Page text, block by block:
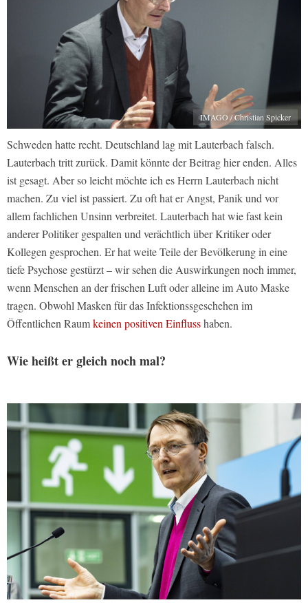
IMAGO / Christian Spicker
Schweden hatte recht. Deutschland lag mit Lauterbach falsch.
Lauterbach tritt zurück. Damit könnte der Beitrag hier enden. Alles
ist gesagt. Aber so leicht möchte ich es Herrn Lauterbach nicht
machen. Zu viel ist passiert. Zu oft hat er Angst, Panik und vor
allem fachlichen Unsinn verbreitet. Lauterbach hat wie fast kein
anderer Politiker gespalten und verächtlich über Kritiker oder
Kollegen gesprochen. Er hat weite Teile der Bevölkerung in eine
tiefe Psychose gestürzt – wir sehen die Auswirkungen noch immer,
wenn Menschen an der frischen Luft oder alleine im Auto Maske
tragen. Obwohl Masken für das Infektionssgeschehen im
Öffentlichen Raumkeinen positiven Einflusshaben.
Wie heißt er gleich noch mal?